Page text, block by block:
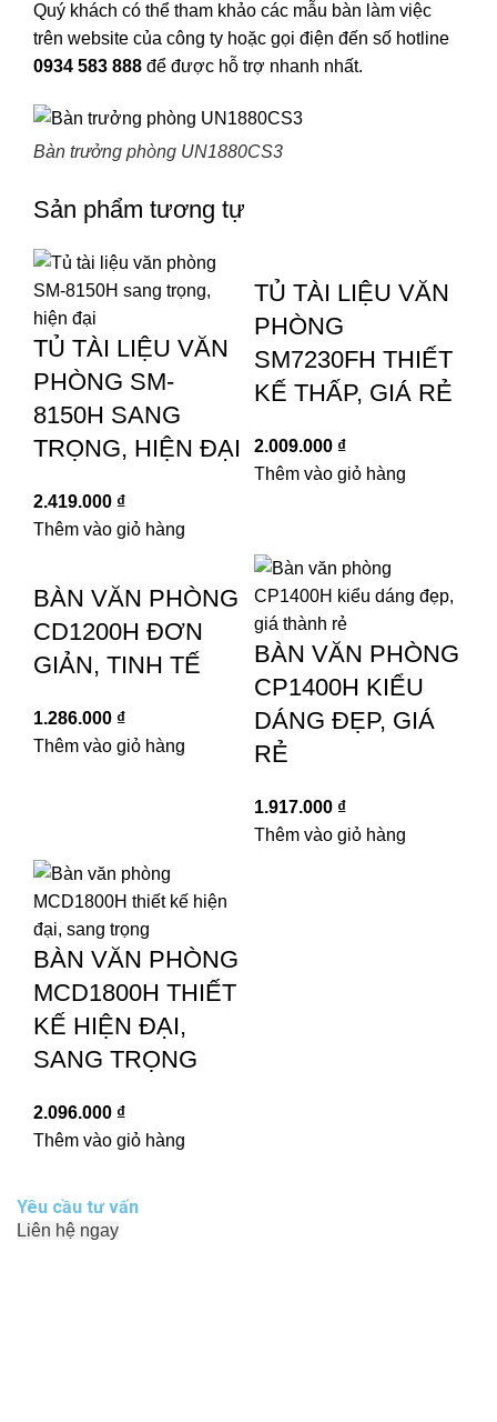
Quý khách có thể tham khảo các mẫu bàn làm việc
trên website của công ty hoặc gọi điện đến số hotline
0934 583 888 để được hỗ trợ nhanh nhất.
Bàn trưởng phòng UN1880CS3
Sản phẩm tương tự
TỦ TÀI LIỆU VĂN
PHÒNG SM-
8150H SANG
TRỌNG, HIỆN ĐẠI
2.419.000 ₫
Thêm vào giỏ hàng
TỦ TÀI LIỆU VĂN
PHÒNG
SM7230FH THIẾT
KẾ THẤP, GIÁ RẺ
2.009.000 ₫
Thêm vào giỏ hàng
BÀN VĂN PHÒNG
CD1200H ĐƠN
GIẢN, TINH TẾ
1.286.000 ₫
Thêm vào giỏ hàng
BÀN VĂN PHÒNG
CP1400H KIỂU
DÁNG ĐẸP, GIÁ
RẺ
1.917.000 ₫
Thêm vào giỏ hàng
BÀN VĂN PHÒNG
MCD1800H THIẾT
KẾ HIỆN ĐẠI,
SANG TRỌNG
2.096.000 ₫
Thêm vào giỏ hàng
Yêu cầu tư vấn
Liên hệ ngay